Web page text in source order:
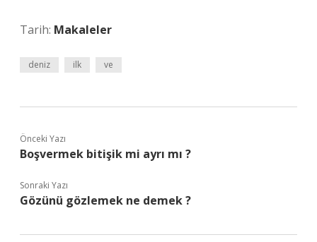
Tarih: Makaleler
deniz ilk ve
Önceki Yazı
Boşvermek bitişik mi ayrı mı ?
Sonraki Yazı
Gözünü gözlemek ne demek ?